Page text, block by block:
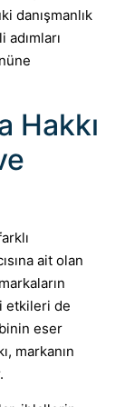
danışmanlık
Hakkı
ait olan
etkileri de
eser
markanın